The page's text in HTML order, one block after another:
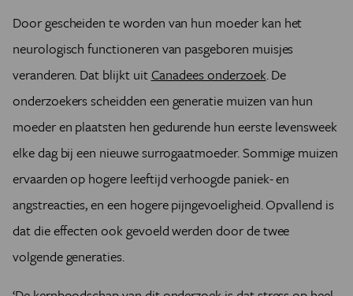
Door gescheiden te worden van hun moeder kan het
neurologisch functioneren van pasgeboren muisjes
veranderen. Dat blijkt uit Canadees onderzoek. De
onderzoekers scheidden een generatie muizen van hun
moeder en plaatsten hen gedurende hun eerste levensweek
elke dag bij een nieuwe surrogaatmoeder. Sommige muizen
ervaarden op hogere leeftijd verhoogde paniek- en
angstreacties, en een hogere pijngevoeligheid. Opvallend is
dat die effecten ook gevoeld werden door de twee
volgende generaties.